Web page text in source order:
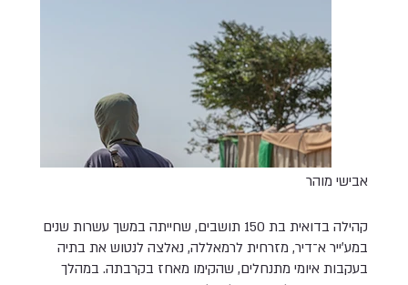
אבישי מוהר
קהילה בדואית בת 150 תושבים, שחייתה במשך עשרות שנים
במע׳ייר א־דיר, מזרחית לרמאללה, נאלצה לנטוש את בתיה
בעקבות איומי מתנחלים, שהקימו מאחז בקרבתה. במהלך